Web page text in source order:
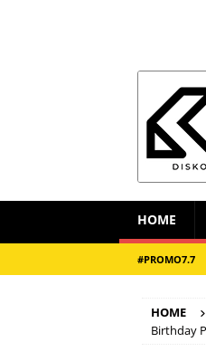
HOME
#PROMO7.7
HOME
Birthday